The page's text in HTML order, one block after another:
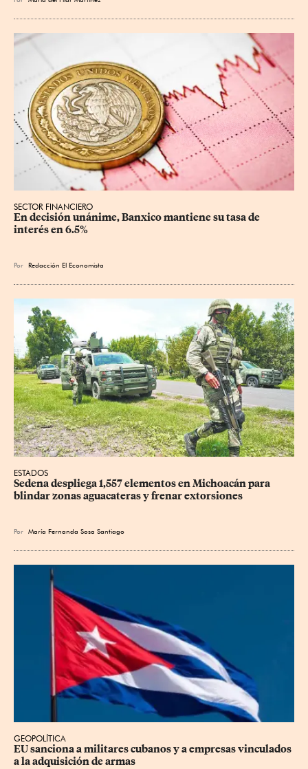
SECTOR FINANCIERO
En decisión unánime, Banxico mantiene su tasa de
interés en 6.5%
Por Redacción El Economista
ESTADOS
Sedena despliega 1,557 elementos en Michoacán para
blindar zonas aguacateras y frenar extorsiones
Por María Fernanda Sosa Santiago
GEOPOLÍTICA
EU sanciona a militares cubanos y a empresas vinculados
a la adquisición de armas